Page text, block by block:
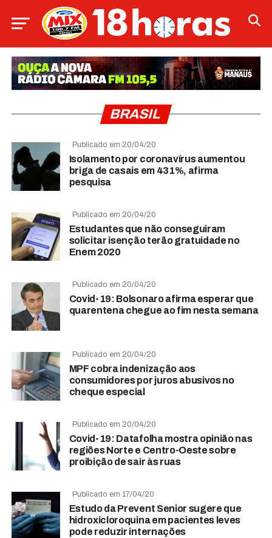
BRASIL
Publicado em 20/04/20
Isolamento por coronavírus aumentou
briga de casais em 431%, afirma
pesquisa
Publicado em 20/04/20
Estudantes que não conseguiram
solicitar isenção terão gratuidade no
Enem 2020
Publicado em 20/04/20
Covid-19: Bolsonaro afirma esperar que
quarentena chegue ao fim nesta semana
Publicado em 20/04/20
MPF cobra indenização aos
consumidores por juros abusivos no
cheque especial
Publicado em 20/04/20
Covid-19: Datafolha mostra opinião nas
regiões Norte e Centro-Oeste sobre
proibição de sair às ruas
Publicado em 17/04/20
Estudo da Prevent Senior sugere que
hidroxicloroquina em pacientes leves
pode reduzir internações